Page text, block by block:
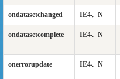
ondatasetchanged IE4、N
ondatasetcomplete IE4、N
onerrorupdate IE4、N